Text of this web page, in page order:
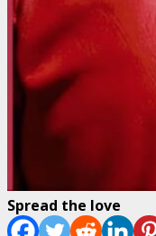
Spread the love